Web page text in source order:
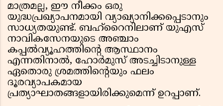
മാത്രമല്ല, ഈ നീക്കം ഒരു
യുദ്ധപ്രഖ്യാപനമായി വ്യാഖ്യാനിക്കപ്പെടാനും
സാധ്യതയുണ്ട്. ബഹ്‌റൈനിലാണ് യുഎസ്
നാവികസേനയുടെ അഞ്ചാം
കപ്പൽവ്യൂഹത്തിന്റെ ആസ്ഥാനം
എന്നതിനാൽ, ഹോർമുസ് അടച്ചിടാനുള്ള
ഏതൊരു ശ്രമത്തിന്റെയും ഫലം
ദൂരവ്യാപകമായ
പ്രത്യാഘാതങ്ങളായിരിക്കുമെന്ന് ഉറപ്പാണ്.